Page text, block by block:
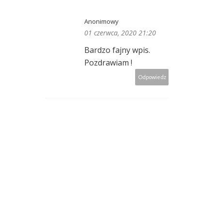
Anonimowy
01 czerwca, 2020 21:20
Bardzo fajny wpis.
Pozdrawiam !
Odpowiedz